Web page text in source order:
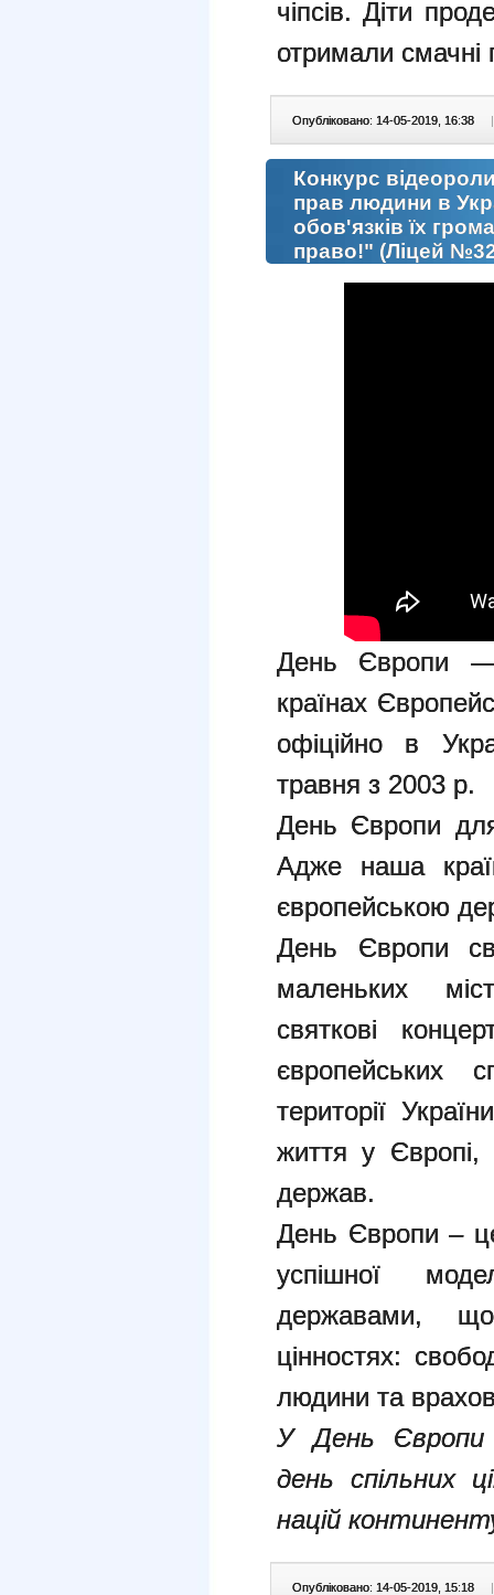
чіпсів. Діти
отримали
Опубліковано: 14-05-2019, 16:38 |
Конкурс
прав людини в
обов'язків їх
право!" (Ліцей
День Європи —
країнах
офіційно в
травня з 2003 р.
День Європи
Адже наша
європейською
День Європи
маленьких
святкові
європейських
території
життя у Європі,
держав.
День Європи –
успішної
державами,
цінностях:
людини та
У День Європи
день спільних
націй
Опубліковано: 14-05-2019, 15:18 |